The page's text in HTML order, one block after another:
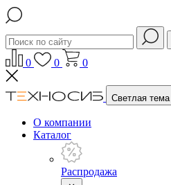
0 0 0
Светлая тема
О компании
Каталог
Распродажа